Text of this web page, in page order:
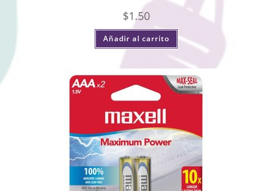
$1.50
Añadir al carrito